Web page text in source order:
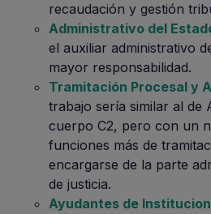
recaudación y gestión
Administrativo del
el auxiliar administrativo
mayor responsabilidad.
Tramitación Procesal y
trabajo sería similar al de
cuerpo C2, pero con un
funciones más de
encargarse de la parte
de justicia.
Ayudantes de